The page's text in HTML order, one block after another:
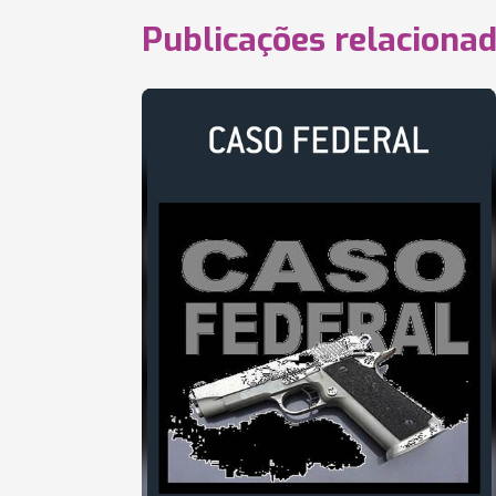
Publicações